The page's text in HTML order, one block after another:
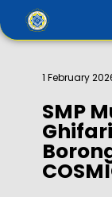
1 February
SMP